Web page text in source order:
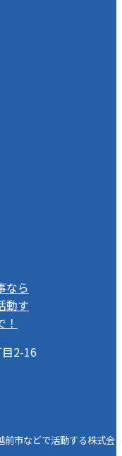
2-16
市などで活動する株式会